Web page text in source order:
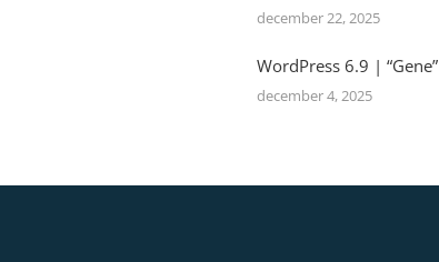
december 22, 2025
WordPress 6.9 | “Gene”
december 4, 2025